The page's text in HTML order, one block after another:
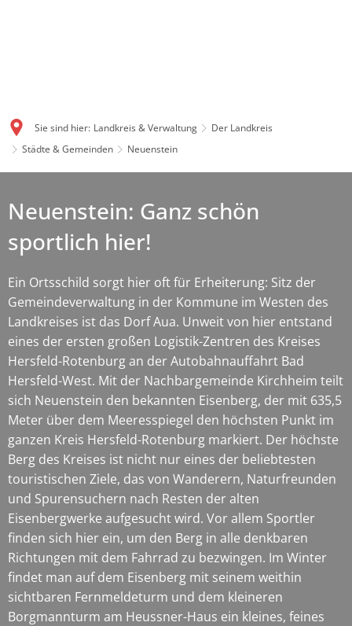
Sie sind hier: Landkreis & Verwaltung
Der Landkreis
Städte & Gemeinden
Neuenstein
Neuenstein: Ganz schön
sportlich hier!
Ein Ortsschild sorgt hier oft für Erheiterung: Sitz der
Gemeindeverwaltung in der Kommune im Westen des
Landkreises ist das Dorf Aua. Unweit von hier entstand
eines der ersten großen Logistik-Zentren des Kreises
Hersfeld-Rotenburg an der Autobahnauffahrt Bad
Hersfeld-West. Mit der Nachbargemeinde Kirchheim teilt
sich Neuenstein den bekannten Eisenberg, der mit 635,5
Meter über dem Meeresspiegel den höchsten Punkt im
ganzen Kreis Hersfeld-Rotenburg markiert. Der höchste
Berg des Kreises ist nicht nur eines der beliebtesten
touristischen Ziele, das von Wanderern, Naturfreunden
und Spurensuchern nach Resten der alten
Eisenbergwerke aufgesucht wird. Vor allem Sportler
finden sich hier ein, um den Berg in alle denkbaren
Richtungen mit dem Fahrrad zu bezwingen. Im Winter
findet man auf dem Eisenberg mit seinem weithin
sichtbaren Fernmeldeturm und dem kleineren
Borgmannturm am Heussner-Haus ein kleines, feines